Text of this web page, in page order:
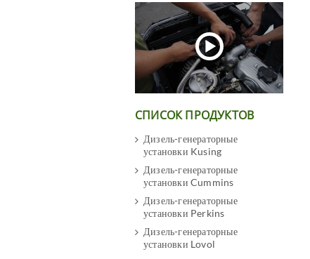
СПИСОК ПРОДУКТОВ
Дизель-генераторные
установки Kusing
Дизель-генераторные
установки Cummins
Дизель-генераторные
установки Perkins
Дизель-генераторные
установки Lovol